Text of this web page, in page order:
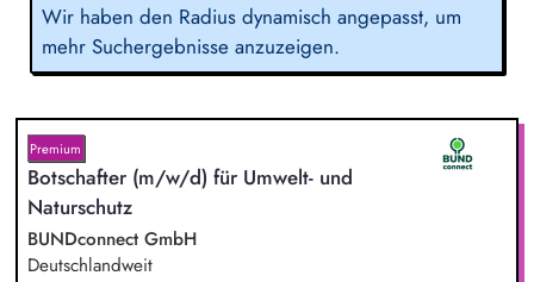
Wir haben den Radius dynamisch angepasst, um
mehr Suchergebnisse anzuzeigen.
Premium
Botschafter (m/w/d) für Umwelt- und
Naturschutz
BUNDconnect GmbH
Deutschlandweit